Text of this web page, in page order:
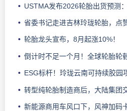
USTMA发布2026轮胎出货预测
省委书记走进吉林玲珑轮胎，点
轮胎龙头宣布，8月起涨10%！
倒计时不足一个月！全球轮胎轮
ESG标杆！玲珑云南可持续胶园
转型纯轮胎制造商后，大陆集团
新能源商用车风口下，风神加码